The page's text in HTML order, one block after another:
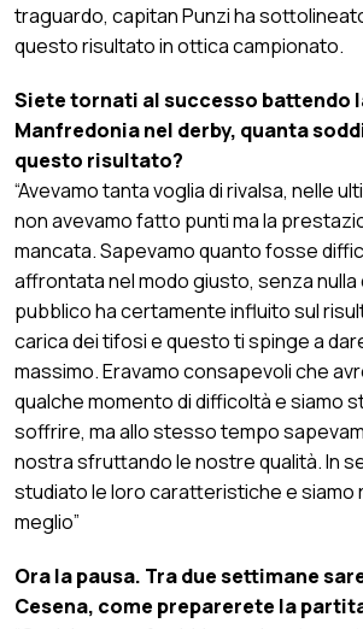
traguardo, capitan Punzi ha
questo risultato in ottica campionato.
Siete tornati al successo battendo
Manfredonia nel derby, quanta
questo risultato?
“Avevamo tanta voglia di rivalsa, nelle
non avevamo fatto punti ma la
mancata. Sapevamo quanto fosse
affrontata nel modo giusto, senza nulla
pubblico ha certamente influito sul
carica dei tifosi e questo ti spinge a
massimo. Eravamo consapevoli che
qualche momento di difficoltà e siamo
soffrire, ma allo stesso tempo
nostra sfruttando le nostre qualità. In
studiato le loro caratteristiche e siamo
meglio”
Ora la pausa. Tra due settimane
Cesena, come preparerete la